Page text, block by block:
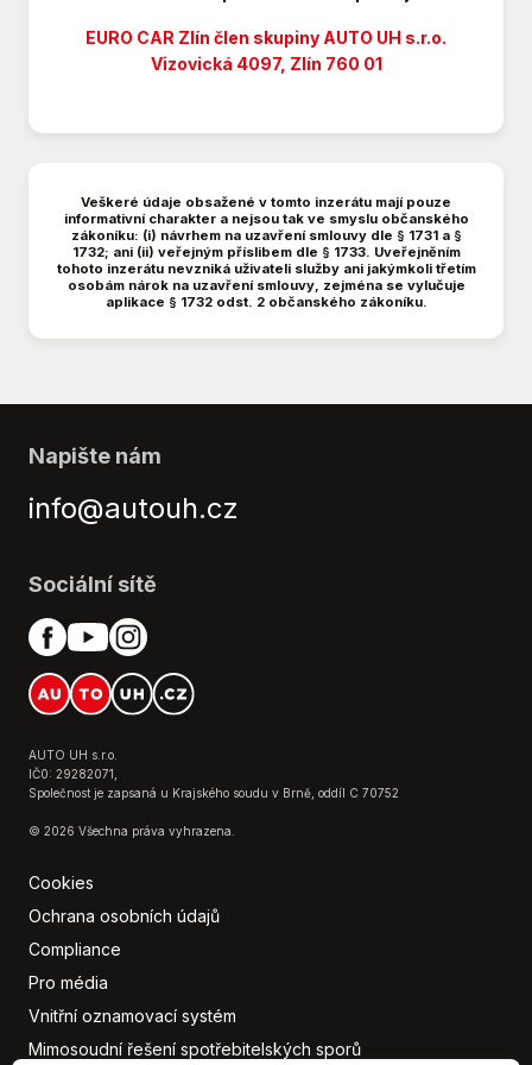
Digitální příjem rádia (DAB)
Dvouzónová klimatizace
El. sklopná zrcátka
El. zrcátka
Elektronická ruční brzda
Hands free
LED adaptivní světlomety
Loketní opěrka přední
Nezávislé topení
Nouzové brzdění (PEBS)
Palubní počítač
Parkovací kamera
Parkovací senzory přední
Parkovací senzory zadní
Plní 'EURO VI'
Protiprokluzový systém kol (ASR)
Přední pohon
Senzor stěračů
Senzor světel
Senzor tlaku v pneumatikách
Sledování únavy řidiče
USB
Venkovní teploměr
EURO CAR Zlín člen skupiny AUTO UH s.r.o.
Vizovická 4097, Zlín 760 01
Veškeré údaje obsažené v tomto inzerátu mají pouze
informativní charakter a nejsou tak ve smyslu občanského
zákoníku: (i) návrhem na uzavření smlouvy dle § 1731 a §
1732; ani (ii) veřejným příslibem dle § 1733. Uveřejněním
tohoto inzerátu nevzniká uživateli služby ani jakýmkoli třetím
osobám nárok na uzavření smlouvy, zejména se vylučuje
aplikace § 1732 odst. 2 občanského zákoníku.
AUTO UH s.r.o.
IČ0: 29282071,
Společnost je zapsaná u Krajského soudu v Brně, oddíl C 70752
© 2026 Všechna práva vyhrazena.
Cookies
Ochrana osobních údajů
Compliance
Pro média
Vnitřní oznamovací systém
Mimosoudní řešení spotřebitelských sporů
Napište nám
info@autouh.cz
Sociální sítě